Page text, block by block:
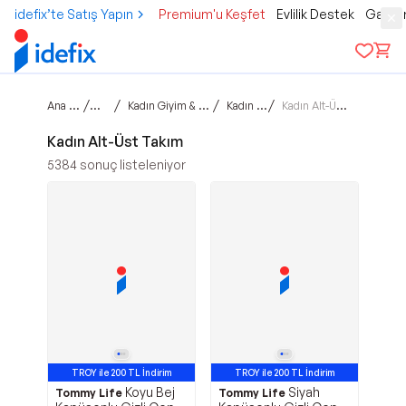
idefix’te Satış Yapın Premium'u Keşfet Evlilik Destek
Ana sayfa /Moda
/ Kadın Giyim & Aksesuar / Kadın Giyim / Kadın Alt-Üst Takım
Kadın Alt-Üst Takım
5384 sonuç listeleniyor
TROY ile 200 TL İndirim
Tommy Life Koyu Bej
TROY ile 200 TL İndirim
Tommy Life Siyah